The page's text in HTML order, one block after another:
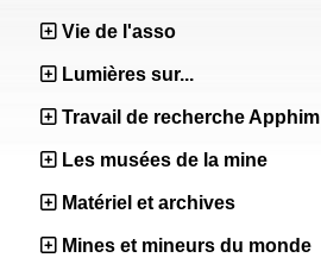
Vie de l'asso
Lumières sur...
Travail de recherche Apphim
Les musées de la mine
Matériel et archives
Mines et mineurs du monde